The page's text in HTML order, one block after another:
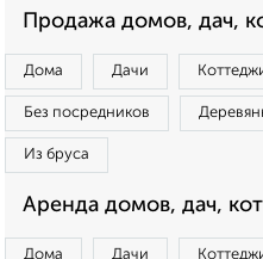
Продажа домов, дач,
Дома Дачи
Без посредников
Из бруса
Аренда домов, дач,
Дома Дачи